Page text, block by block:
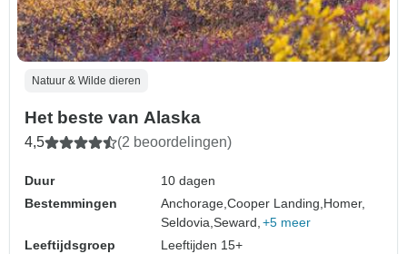
Natuur & Wilde dieren
Het beste van Alaska
4,5 (2 beoordelingen)
Duur
10 dagen
Bestemmingen
Anchorage,Cooper Landing, Homer,
Seldovia,Seward, +5 meer
Leeftijdsgroep
Leeftijden 15+